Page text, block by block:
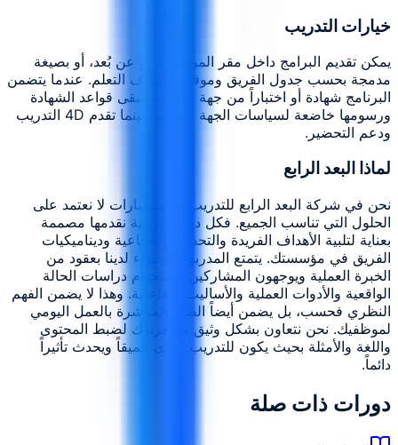
خيارات التدريب
يمكن تقديم البرامج داخل مقر المؤسسة، أو عن بُعد، أو بصيغة
مدمجة بحسب جدول الفريق وموقعه وأهداف التعلم. عندما يتضمن
البرنامج شهادة أو اختباراً من جهة خارجية، تبقى قواعد الشهادة
ورسومها خاضعة لسياسات الجهة المانحة، بينما تقدم 4D التدريب
ودعم التحضير.
لماذا البعد الرابع
نحن في شركة البعد الرابع للتدريب والاستشارات لا نعتمد على
الحلول التي تناسب الجميع. فكل دورة تدريبية نقدمها مصممة
بعناية لتلبية الأهداف الفريدة والتحديات الصناعية وديناميكيات
الفريق في مؤسستك. يتمتع المدربون الخبراء لدينا بعقود من
الخبرة العملية ويوجهون المشاركين باستخدام دراسات الحالة
الواقعية والأدوات العملية والأساليب التفاعلية. وهذا لا يضمن الفهم
النظري فحسب، بل يضمن أيضاً الصلة المباشرة بالعمل اليومي
لموظفيك. نحن نتعاون بشكل وثيق مع فريقك لضبط المحتوى
واللغة والأمثلة بحيث يكون للتدريب صدى عميقاً ويحدث تأثيراً
دائماً.
دورات ذات صلة